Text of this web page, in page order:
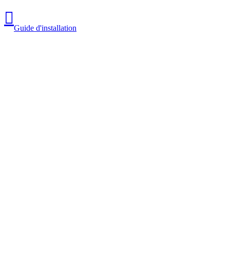
Guide d'installation